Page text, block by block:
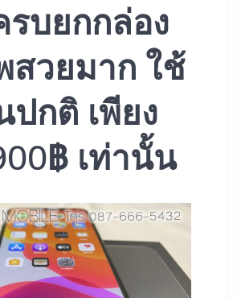
บยกกล่อง
สวยมาก ใช้
ปกติ เพียง
฿ เท่านั้น